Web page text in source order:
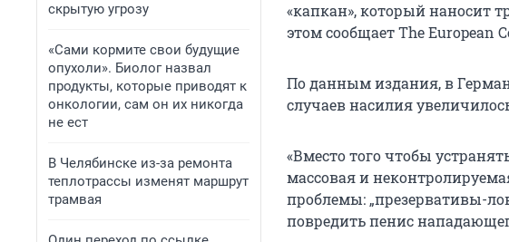
скрытую угрозу
«Сами кормите свои будущие
опухоли». Биолог назвал
продукты, которые приводят к
онкологии, сам он их никогда
не ест
В Челябинске из-за ремонта
теплотрассы изменят маршрут
трамвая
«капкан», который наносит
этом сообщает The European
По данным издания, в
случаев насилия
«Вместо того чтобы
массовая и
проблемы: „презервативы-
повредить пенис